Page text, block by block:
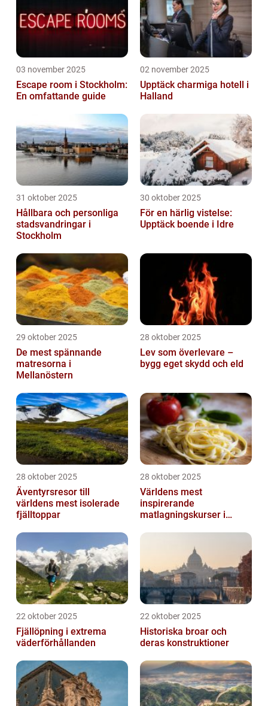
03 november 2025
Escape room i Stockholm:
En omfattande guide
02 november 2025
Upptäck charmiga hotell i
Halland
31 oktober 2025
Hållbara och personliga
stadsvandringar i
Stockholm
30 oktober 2025
För en härlig vistelse:
Upptäck boende i Idre
29 oktober 2025
De mest spännande
matresorna i
Mellanöstern
28 oktober 2025
Lev som överlevare –
bygg eget skydd och eld
28 oktober 2025
Äventyrsresor till
världens mest isolerade
fjälltoppar
28 oktober 2025
Världens mest
inspirerande
matlagningskurser i
22 oktober 2025
Fjällöpning i extrema
väderförhållanden
22 oktober 2025
Historiska broar och
deras konstruktioner